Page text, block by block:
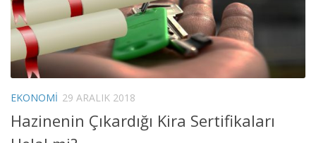
EKONOMI 29 ARALIK 2018
Hazinenin Çıkardığı Kira Sertifikaları